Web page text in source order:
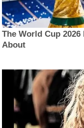
The World Cup
About